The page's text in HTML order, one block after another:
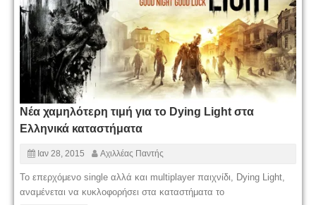
Nέα χαμηλότερη τιμή για το Dying Light στα
Ελληνικά καταστήματα
Ιαν 28, 2015 Αχιλλέας Παντής
Το επερχόμενο single αλλά και multiplayer παιχνίδι, Dying Light,
αναμένεται να κυκλοφορήσει στα καταστήματα το